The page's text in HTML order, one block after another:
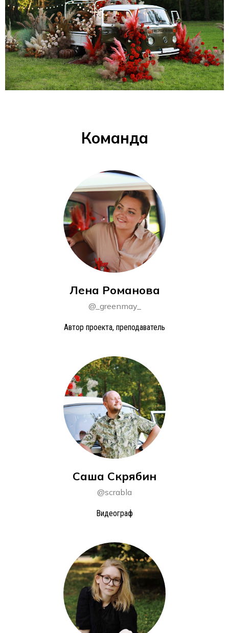
Команда
Лена Романова
@_greenmay_
Автор проекта, преподаватель
Саша Скрябин
@scrabla
Видеограф